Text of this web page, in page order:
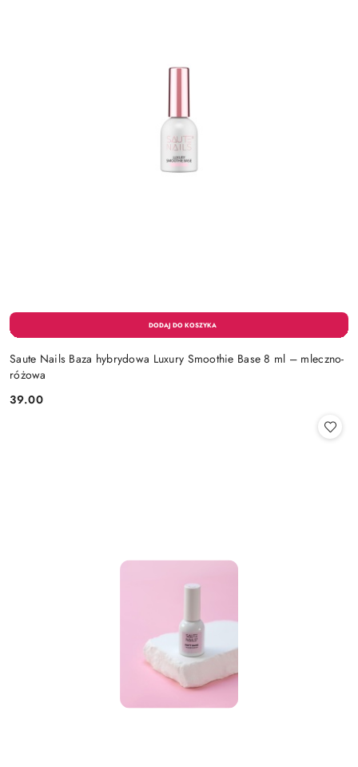
Saute Nails Baza hybrydowa Luxury Smoothie Base 8 ml – mleczno-
różowa
Cena:
39.00